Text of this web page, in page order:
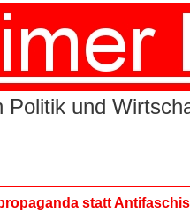
Politik und
statt